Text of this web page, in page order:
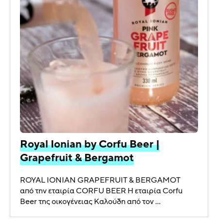
Royal Ionian by Corfu Beer |
Grapefruit & Bergamot
ROYAL IONIAN GRAPEFRUIT & BERGAMOT
από την εταιρία CORFU BEER H εταιρία Corfu
Beer της οικογένειας Καλούδη από τον ...